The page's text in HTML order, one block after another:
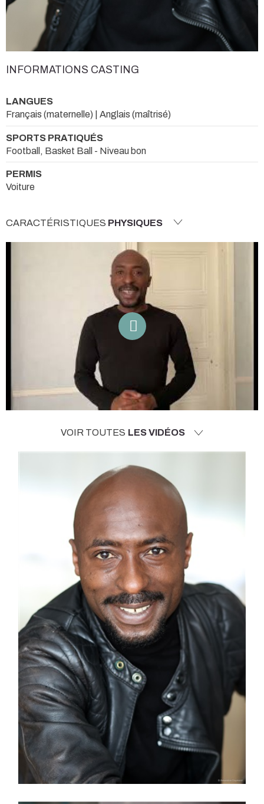
VOIR TOUTES LES VIDÉOS
INFORMATIONS CASTING
LANGUES
Français (maternelle) | Anglais (maîtrisé)
SPORTS PRATIQUÉS
Football, Basket Ball - Niveau bon
PERMIS
Voiture
CARACTÉRISTIQUES PHYSIQUES